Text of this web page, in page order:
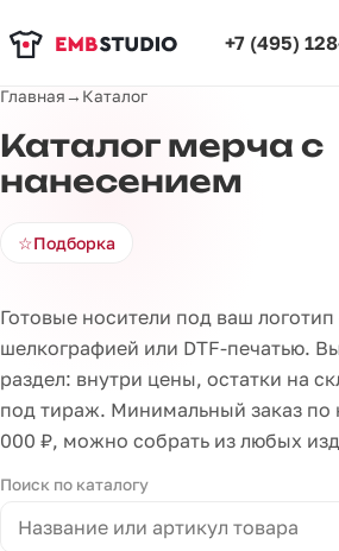
+7 (495)
Главная→ Каталог
Каталог мерча с
нанесением
☆Подборка
Готовые носители под ваш
шелкографией или DTF-печатью.
раздел: внутри цены, остатки на
под тираж. Минимальный заказ по
000 ₽, можно собрать из любых
Поиск по каталогу